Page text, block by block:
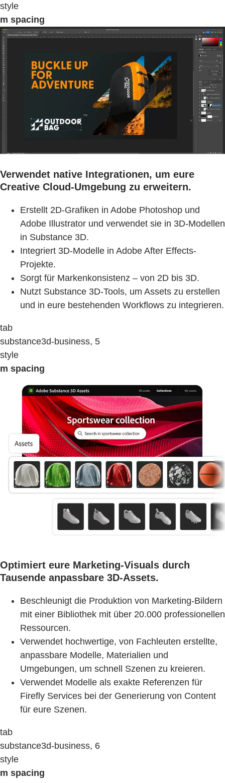
style
m spacing
Verwendet native Integrationen, um eure
Creative Cloud-Umgebung zu erweitern.
Erstellt 2D-Grafiken in Adobe Photoshop und
Adobe Illustrator und verwendet sie in 3D-Modellen
in Substance 3D.
Integriert 3D-Modelle in Adobe After Effects-
Projekte.
Sorgt für Markenkonsistenz – von 2D bis 3D.
Nutzt Substance 3D-Tools, um Assets zu erstellen
und in eure bestehenden Workflows zu integrieren.
tab
substance3d-business, 5
style
m spacing
Optimiert eure Marketing-Visuals durch
Tausende anpassbare 3D-Assets.
Beschleunigt die Produktion von Marketing-Bildern
mit einer Bibliothek mit über 20.000 professionellen
Ressourcen.
Verwendet hochwertige, von Fachleuten erstellte,
anpassbare Modelle, Materialien und
Umgebungen, um schnell Szenen zu kreieren.
Verwendet Modelle als exakte Referenzen für
Firefly Services bei der Generierung von Content
für eure Szenen.
tab
substance3d-business, 6
style
m spacing